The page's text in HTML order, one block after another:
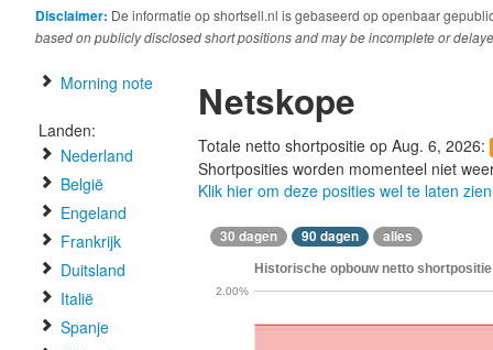
Disclaimer: De informatie op shortsell.nl is gebaseerd op openbaar
based on publicly disclosed short positions and may be incomplete or
Morning note
Landen:
Nederland
België
Engeland
Frankrijk
Duitsland
Italië
Spanje
Netskope
Totale netto shortpositie op Aug. 6, 2026:
Shortposities worden momenteel niet
Klik hier om deze posities wel te laten zien
30 dagen 90 dagen alles
Historische opbouw netto
2.00%